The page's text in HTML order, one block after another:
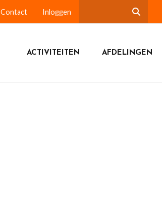
Contact Inloggen
ACTIVITEITEN AFDELINGEN